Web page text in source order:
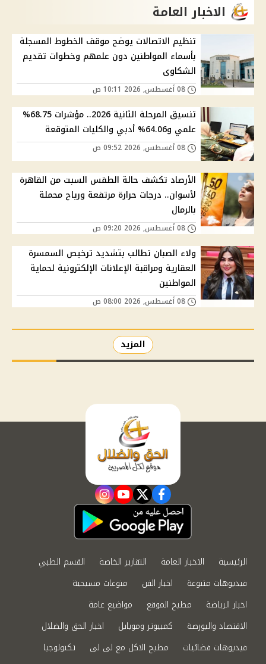
الاخبار العامة
تنظيم الاتصالات يوضح موقف الخطوط المسجلة
بأسماء المواطنين دون علمهم وخطوات تقديم
الشكاوى
تنسيق المرحلة الثانية 2026.. مؤشرات 68.75%
علمي و64.06% أدبي والكليات المتوقعة
الأرصاد تكشف حالة الطقس السبت من القاهرة
لأسوان.. درجات حرارة مرتفعة ورياح محملة
بالرمال
ولاء الصبان تطالب بتشديد ترخيص السمسرة
العقارية ومراقبة الإعلانات الإلكترونية لحماية
المواطنين
المزيد
facebook
twitter
youtube
instagram
الرئيسية الاخبار العامة التقارير الخاصة
القسم الطبي
فيديوهات متنوعة
اخبار الفن
منوعات مسيحية
اخبار الرياضة
مطبخ الموقع
مواضيع عامة
الاقتصاد والبورصة
كمبيوتر وموبايل
اخبار الحق والضلال
فيديوهات فضائيات
مطبخ الاكل مع لى لى
تكنولوجيا